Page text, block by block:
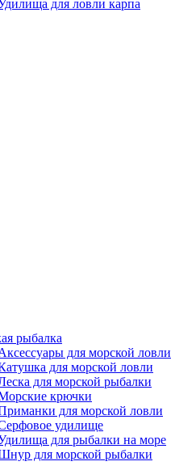
для ловли карпа
рыбалка
для морской ловли
для морской ловли
для морской рыбалки
крючки
для морской ловли
удилище
для рыбалки на море
для морской рыбалки